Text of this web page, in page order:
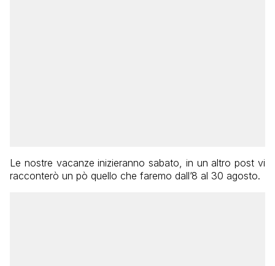
Le nostre vacanze inizieranno sabato, in un altro post vi
racconterò un pò quello che faremo dall’8 al 30 agosto.